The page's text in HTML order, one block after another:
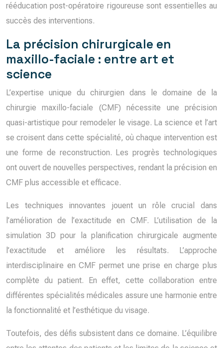
rééducation post-opératoire rigoureuse sont essentielles au
succès des interventions.
La précision chirurgicale en
maxillo-faciale : entre art et
science
L’expertise unique du chirurgien dans le domaine de la
chirurgie maxillo-faciale (CMF) nécessite une précision
quasi-artistique pour remodeler le visage. La science et l’art
se croisent dans cette spécialité, où chaque intervention est
une forme de reconstruction. Les progrès technologiques
ont ouvert de nouvelles perspectives, rendant la précision en
CMF plus accessible et efficace.
Les techniques innovantes jouent un rôle crucial dans
l’amélioration de l’exactitude en CMF. L’utilisation de la
simulation 3D pour la planification chirurgicale augmente
l’exactitude et améliore les résultats. L’approche
interdisciplinaire en CMF permet une prise en charge plus
complète du patient. En effet, cette collaboration entre
différentes spécialités médicales assure une harmonie entre
la fonctionnalité et l’esthétique du visage.
Toutefois, des défis subsistent dans ce domaine. L’équilibre